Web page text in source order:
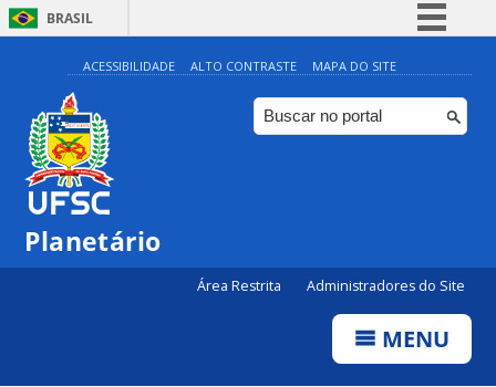
BRASIL
Simplifique!
Comunica BR
Participe
ACESSIBILIDADE ALTO CONTRASTE MAPA DO SITE
Planetário
Área Restrita Administradores do Site
MENU